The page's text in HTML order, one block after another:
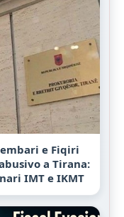
e Fiqiri
a Tirana:
IMT e IKMT